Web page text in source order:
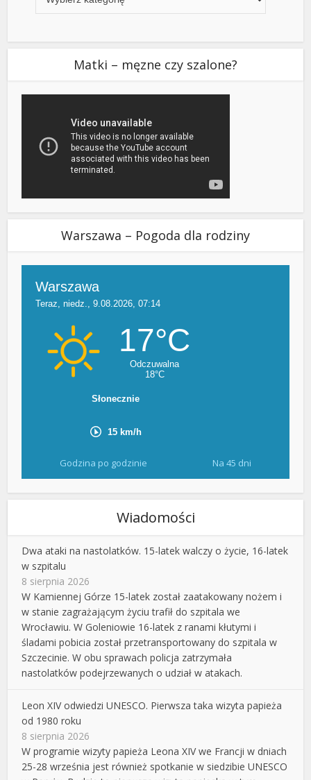
Matki – męzne czy szalone?
Warszawa – Pogoda dla rodziny
Godzina po godzinie Na 45 dni
Wiadomości
Dwa ataki na nastolatków. 15-latek walczy o życie, 16-latek
w szpitalu
8 sierpnia 2026
W Kamiennej Górze 15-latek został zaatakowany nożem i
w stanie zagrażającym życiu trafił do szpitala we
Wrocławiu. W Goleniowie 16-latek z ranami kłutymi i
śladami pobicia został przetransportowany do szpitala w
Szczecinie. W obu sprawach policja zatrzymała
nastolatków podejrzewanych o udział w atakach.
Leon XIV odwiedzi UNESCO. Pierwsza taka wizyta papieża
od 1980 roku
8 sierpnia 2026
W programie wizyty papieża Leona XIV we Francji w dniach
25-28 września jest również spotkanie w siedzibie UNESCO